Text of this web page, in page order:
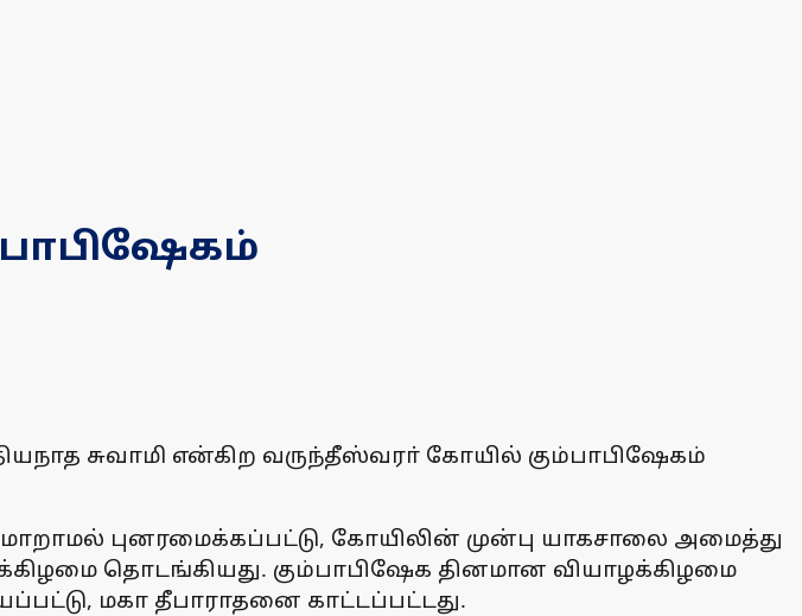
சுவாமி என்கிற வருந்தீஸ்வரா் கோயில் கும்பாபிஷேகம்
புனரமைக்கப்பட்டு, கோயிலின் முன்பு யாகசாலை அமைத்து
தொடங்கியது. கும்பாபிஷேக தினமான வியாழக்கிழமை
மகா தீபாராதனை காட்டப்பட்டது.